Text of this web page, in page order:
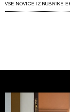
VSE NOVICE IZ RUBRIKE